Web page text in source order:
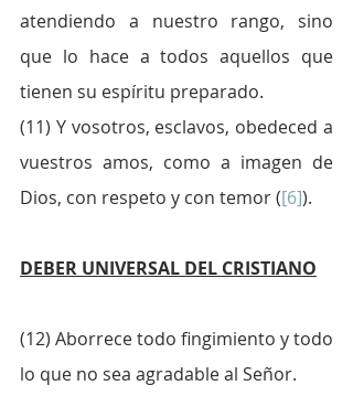
atendiendo a nuestro rango, sino
que lo hace a todos aquellos que
tienen su espíritu preparado.
(11) Y vosotros, esclavos, obedeced a
vuestros amos, como a imagen de
Dios, con respeto y con temor ([6]).
DEBER UNIVERSAL DEL CRISTIANO
(12) Aborrece todo fingimiento y todo
lo que no sea agradable al Señor.